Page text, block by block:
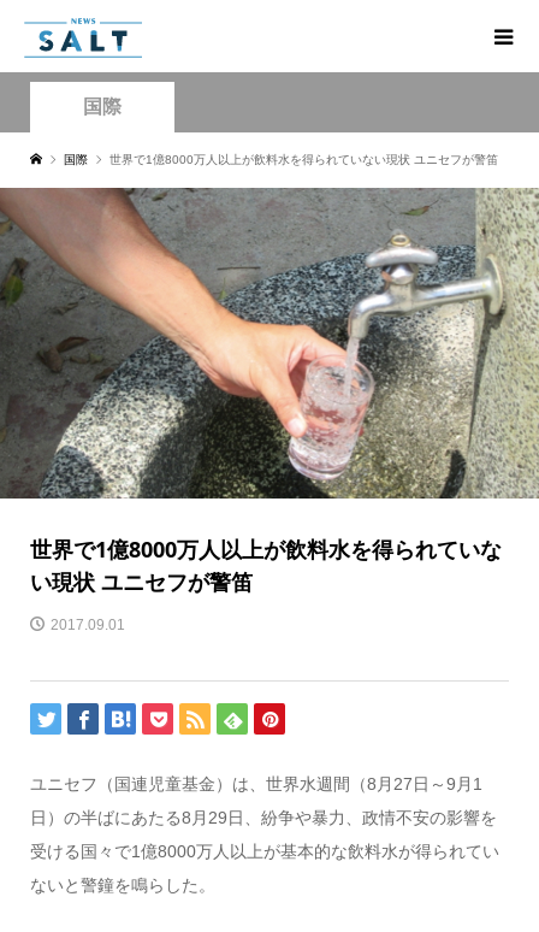
国際
国際 世界で1億8000万人以上が飲料水を得られていない現状 ユニセフが警笛
世界で1億8000万人以上が飲料水を得られていな
い現状 ユニセフが警笛
2017.09.01
ユニセフ（国連児童基金）は、世界水週間（8月27日～9月1
日）の半ばにあたる8月29日、紛争や暴力、政情不安の影響を
受ける国々で1億8000万人以上が基本的な飲料水が得られてい
ないと警鐘を鳴らした。